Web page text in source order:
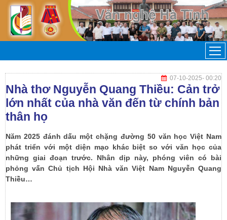
07-10-2025- 00:20
Nhà thơ Nguyễn Quang Thiều: Cản trở
lớn nhất của nhà văn đến từ chính bản
thân họ
Năm 2025 đánh dấu một chặng đường 50 văn học Việt Nam
phát triển với một diện mạo khác biệt so với văn học của
những giai đoạn trước. Nhân dịp này, phóng viên có bài
phỏng vấn Chủ tịch Hội Nhà văn Việt Nam Nguyễn Quang
Thiều…